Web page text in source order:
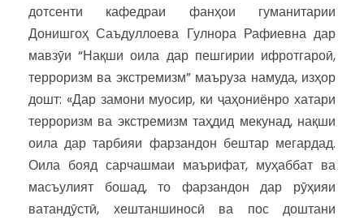
дотсенти кафедраи фанҳои гуманитарии
Донишгоҳ Саъдуллоева Гулнора Рафиевна дар
мавзӯи “Нақши оила дар пешгирии ифротгароӣ,
терроризм ва экстремизм” маъруза намуда, изҳор
дошт: «Дар замони муосир, ки ҷаҳониёнро хатари
терроризм ва экстремизм таҳдид мекунад, нақши
оила дар тарбияи фарзандон бештар мегардад.
Оила бояд сарчашмаи маърифат, муҳаббат ва
масъулият бошад, то фарзандон дар рӯҳияи
ватандӯстӣ, хештаншиносӣ ва пос доштани